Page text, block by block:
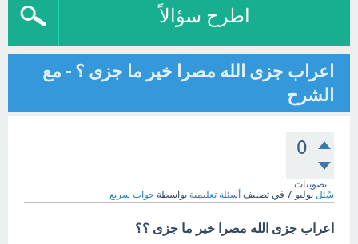
اطرح سؤالاً
اعراب جزى الله مصرا خير ما جزى ؟ - مع
الشرح
0
تصويتات
سُئل يوليو 7 في تصنيف أسئلة تعليمية بواسطة جواب سريع
اعراب جزى الله مصرا خير ما جزى ؟؟